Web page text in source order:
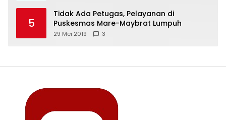
5
Tidak Ada Petugas, Pelayanan di
Puskesmas Mare-Maybrat Lumpuh
29 Mei 2019 3